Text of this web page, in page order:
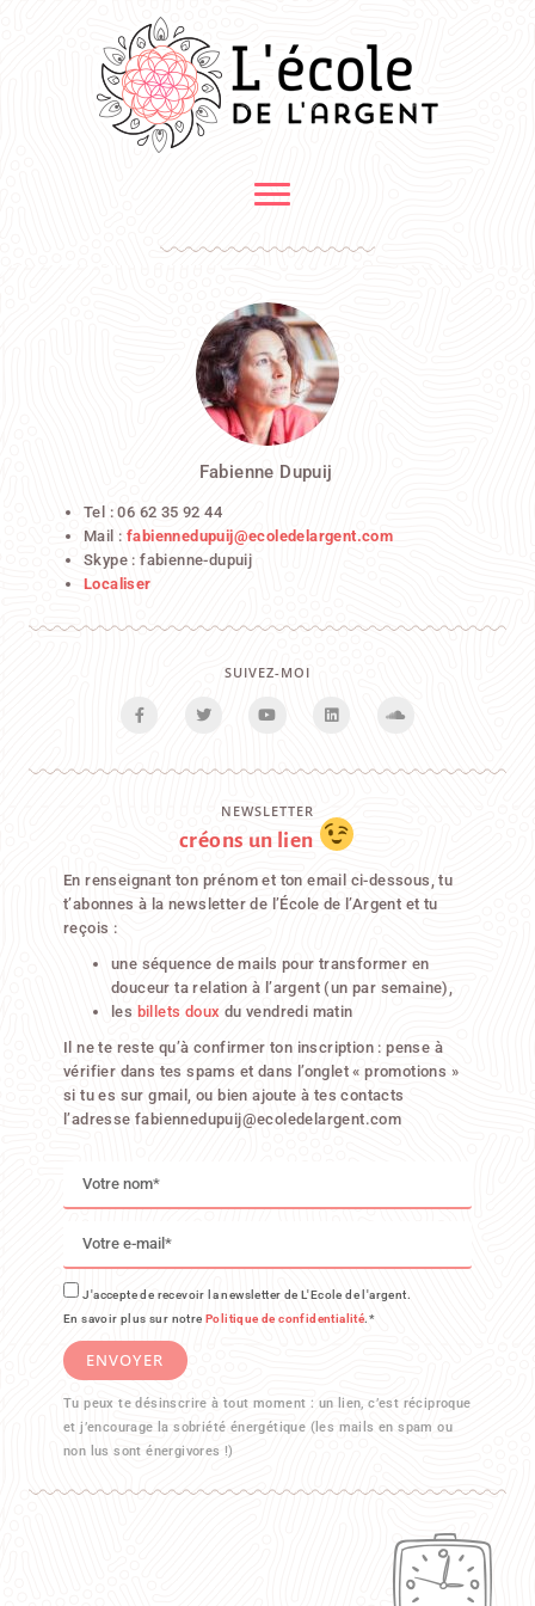
Fabienne Dupuij
Tel : 06 62 35 92 44
Mail : fabiennedupuij@ecoledelargent.com
Skype : fabienne-dupuij
Localiser
SUIVEZ-MOI
NEWSLETTER
créons un lien
En renseignant ton prénom et ton email ci-dessous, tu
t’abonnes à la newsletter de l’École de l’Argent et tu
reçois :
une séquence de mails pour transformer en
douceur ta relation à l’argent (un par semaine),
les billets doux du vendredi matin
Il ne te reste qu’à confirmer ton inscription : pense à
vérifier dans tes spams et dans l’onglet « promotions »
si tu es sur gmail, ou bien ajoute à tes contacts
l’adressefabiennedupuij@ecoledelargent.com
J'accepte de recevoir la newsletter de L'Ecole de l'argent.
En savoir plus sur notre Politique de confidentialité.*
ENVOYER
Tu peux te désinscrire à tout moment : un lien, c’est réciproque
et j’encourage la sobriété énergétique (les mails en spam ou
non lus sont énergivores !)